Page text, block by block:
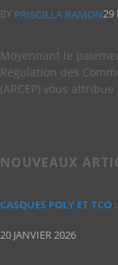
BY PRISCILLA RAMON29
Moyennant le
Régulation des
(ARCEP) vous
NOUVEAUX
CASQUES POLY ET TCO
20 JANVIER 2026